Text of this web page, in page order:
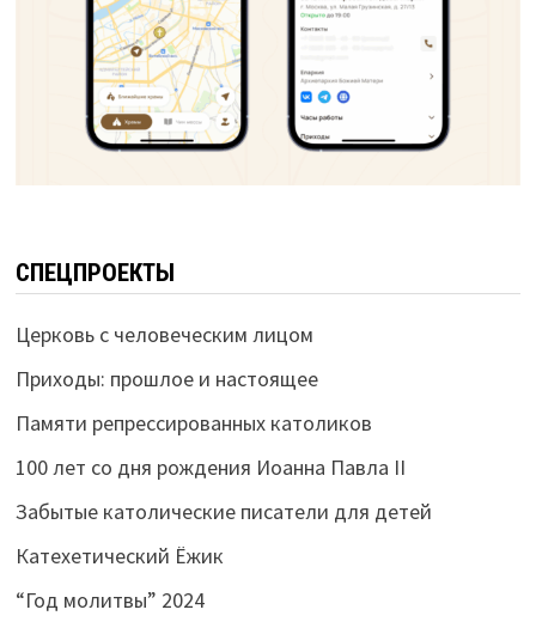
СПЕЦПРОЕКТЫ
Церковь с человеческим лицом
Приходы: прошлое и настоящее
Памяти репрессированных католиков
100 лет со дня рождения Иоанна Павла II
Забытые католические писатели для детей
Катехетический Ёжик
“Год молитвы” 2024